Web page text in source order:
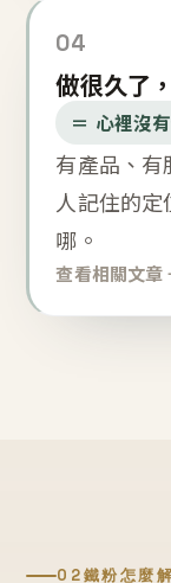
04
做很久了
＝ 心裡沒
有產品、有
人記住的
哪。
查看相關文
02鐵粉怎麼